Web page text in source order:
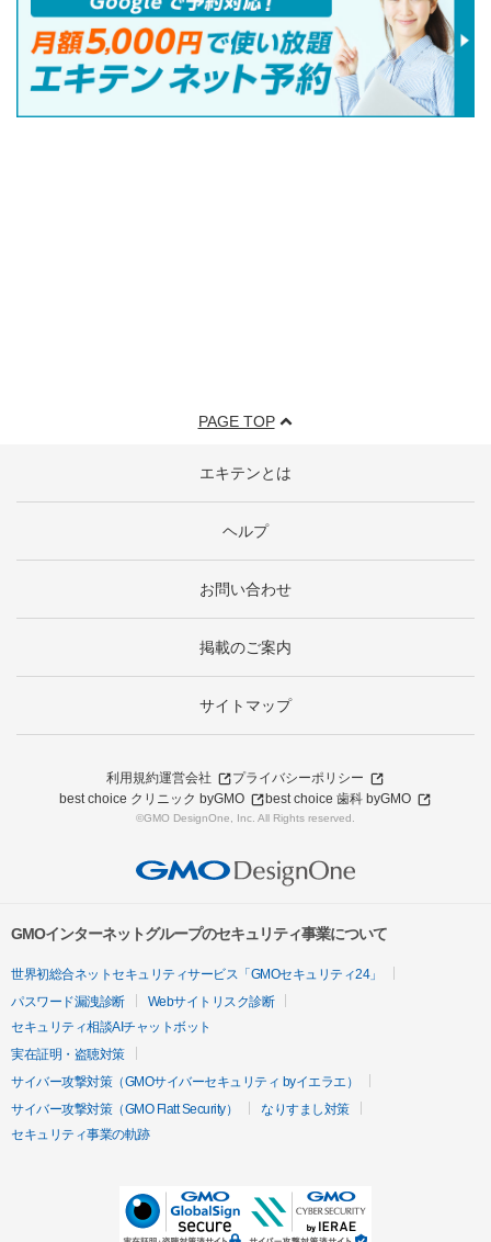
PAGE TOP
エキテンとは
ヘルプ
お問い合わせ
掲載のご案内
サイトマップ
利用規約運営会社
プライバシーポリシー
best choice クリニック byGMO
best choice 歯科 byGMO
©GMO DesignOne, Inc. All Rights reserved.
GMOインターネットグループのセキュリティ事業について
世界初総合ネットセキュリティサービス「GMOセキュリティ24」
パスワード漏洩診断
Webサイトリスク診断
セキュリティ相談AIチャットボット
実在証明・盗聴対策
サイバー攻撃対策（GMOサイバーセキュリティ byイエラエ）
サイバー攻撃対策（GMO Flatt Security）
なりすまし対策
セキュリティ事業の軌跡